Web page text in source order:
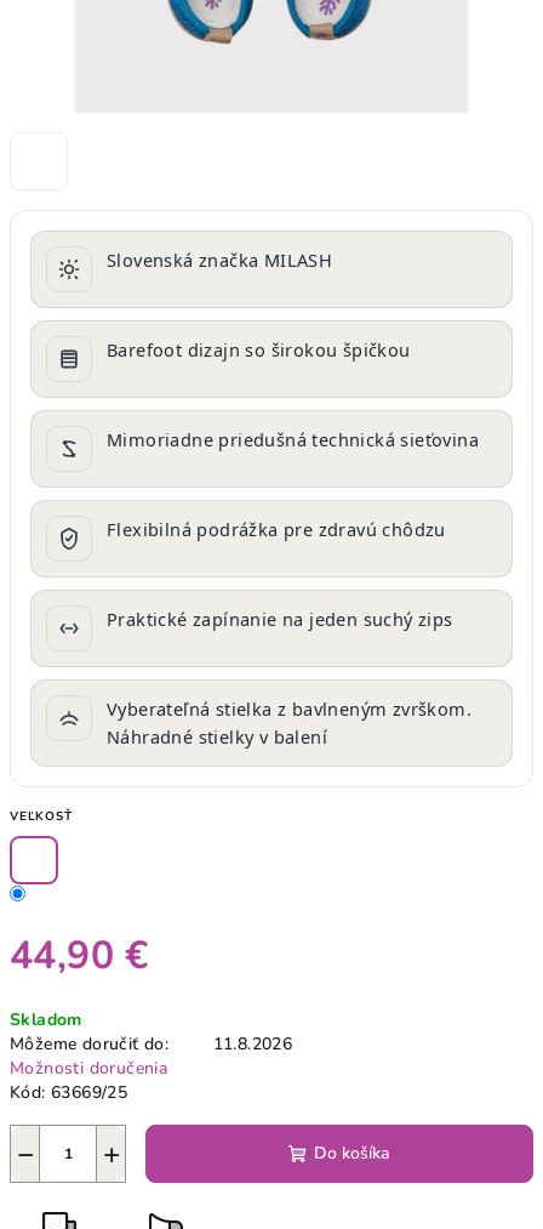
Slovenská značka MILASH
Barefoot dizajn so širokou špičkou
Mimoriadne priedušná technická sieťovina
Flexibilná podrážka pre zdravú chôdzu
Praktické zapínanie na jeden suchý zips
Vyberateľná stielka z bavlneným zvrškom.
Náhradné stielky v balení
VEĽKOSŤ
44,90 €
cena:
Skladom
Môžeme doručiť do:
11.8.2026
Možnosti doručenia
Kód: 63669/25
+
− Do košíka